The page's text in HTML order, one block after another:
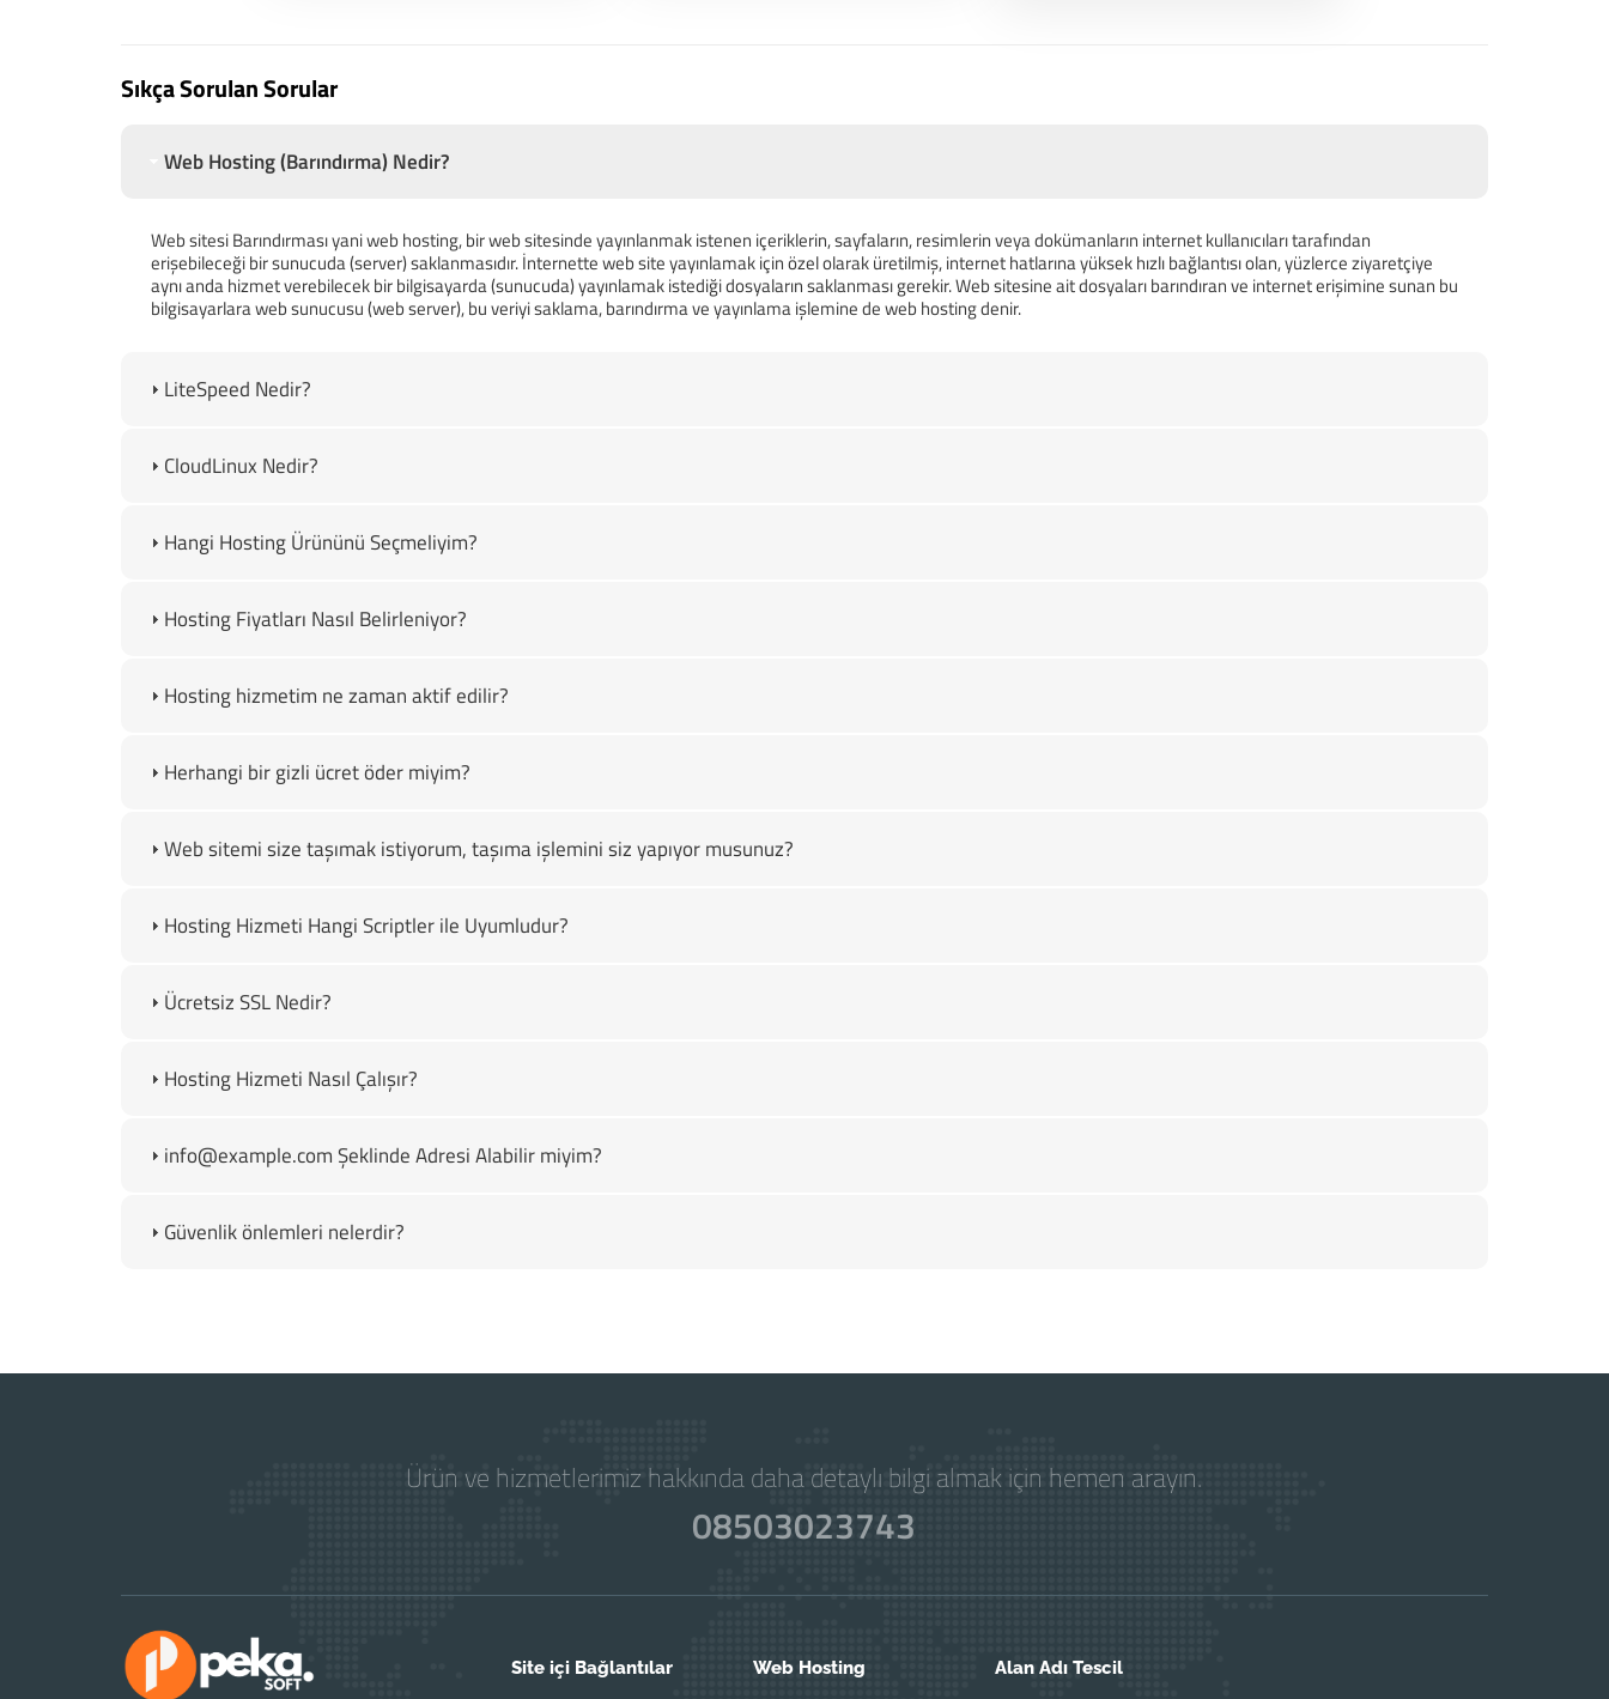
Sıkça Sorulan Sorular
Web Hosting (Barındırma) Nedir?
Web sitesi Barındırması yani web hosting, bir web sitesinde yayınlanmak istenen içeriklerin, sayfaların, resimlerin veya dokümanların internet kullanıcıları tarafından
erişebileceği bir sunucuda (server) saklanmasıdır. İnternette web site yayınlamak için özel olarak üretilmiş, internet hatlarına yüksek hızlı bağlantısı olan, yüzlerce ziyaretçiye
aynı anda hizmet verebilecek bir bilgisayarda (sunucuda) yayınlamak istediği dosyaların saklanması gerekir. Web sitesine ait dosyaları barındıran ve internet erişimine sunan bu
bilgisayarlara web sunucusu (web server), bu veriyi saklama, barındırma ve yayınlama işlemine de web hosting denir.
LiteSpeed Nedir?
CloudLinux Nedir?
Hangi Hosting Ürününü Seçmeliyim?
Hosting Fiyatları Nasıl Belirleniyor?
Hosting hizmetim ne zaman aktif edilir?
Herhangi bir gizli ücret öder miyim?
Web sitemi size taşımak istiyorum, taşıma işlemini siz yapıyor musunuz?
Hosting Hizmeti Hangi Scriptler ile Uyumludur?
Ücretsiz SSL Nedir?
Hosting Hizmeti Nasıl Çalışır?
info@example.com Şeklinde Adresi Alabilir miyim?
Güvenlik önlemleri nelerdir?
Ürün ve hizmetlerimiz hakkında daha detaylı bilgi almak için hemen arayın.
08503023743
Site içi Bağlantılar Web Hosting Alan Adı Tescil